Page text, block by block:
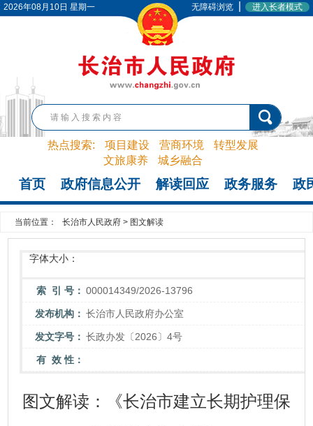
2026年08月10日 星期一 无障碍浏览 进入长者模式
热点搜索: 项目建设 营商环境
转型发展
文旅康养
城乡融合
首页 政府信息公开 解读回应 政务服务 政
当前位置： 长治市人民政府 > 图文解读
字体大小：
索 引 号： 000014349/2026-13796
发布机构： 长治市人民政府办公室
发文字号： 长政办发〔2026〕4号
有 效 性：
图文解读：《长治市建立长期护理保